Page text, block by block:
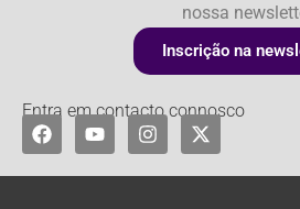
nossa
Inscrição na
Entra em contacto connosco
F
a
e
Y
o
t
I
n
t
X
-
w